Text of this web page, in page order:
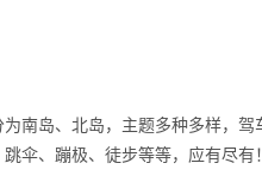
南岛、北岛，主题多种多样，
伞、蹦极、徒步等等，应有尽有！